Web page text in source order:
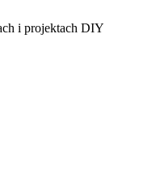
i projektach DIY